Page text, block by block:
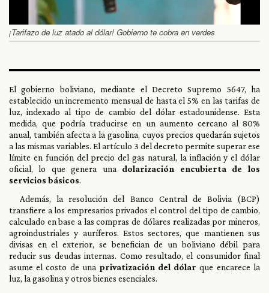
¡Tarifazo de luz atado al dólar! Gobierno te cobra en verdes
El gobierno boliviano, mediante el Decreto Supremo 5647, ha
establecido un incremento mensual de hasta el 5% en las tarifas de
luz, indexado al tipo de cambio del dólar estadounidense. Esta
medida, que podría traducirse en un aumento cercano al 80%
anual, también afecta a la gasolina, cuyos precios quedarán sujetos
a las mismas variables. El artículo 3 del decreto permite superar ese
límite en función del precio del gas natural, la inflación y el dólar
oficial, lo que genera una dolarización encubierta de los
servicios básicos.
Además, la resolución del Banco Central de Bolivia (BCP)
transfiere a los empresarios privados el control del tipo de cambio,
calculado en base a las compras de dólares realizadas por mineros,
agroindustriales y auríferos. Estos sectores, que mantienen sus
divisas en el exterior, se benefician de un boliviano débil para
reducir sus deudas internas. Como resultado, el consumidor final
asume el costo de una privatización del dólar que encarece la
luz, la gasolina y otros bienes esenciales.